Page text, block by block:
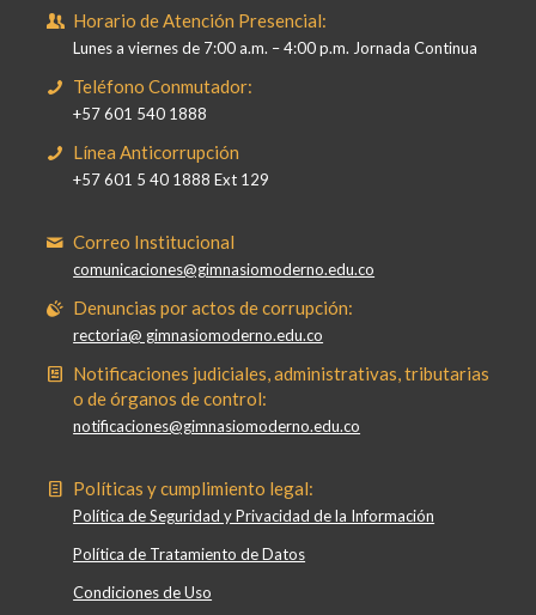
Horario de Atención Presencial:
Lunes a viernes de 7:00 a.m. – 4:00 p.m. Jornada Continua
Teléfono Conmutador:
+57 601 540 1888
Línea Anticorrupción
+57 601 5 40 1888 Ext 129
Correo Institucional
comunicaciones@gimnasiomoderno.edu.co
Denuncias por actos de corrupción:
rectoria@ gimnasiomoderno.edu.co
Notificaciones judiciales, administrativas, tributarias
o de órganos de control:
notificaciones@gimnasiomoderno.edu.co
Políticas y cumplimiento legal:
Política de Seguridad y Privacidad de la Información
Política de Tratamiento de Datos
Condiciones de Uso